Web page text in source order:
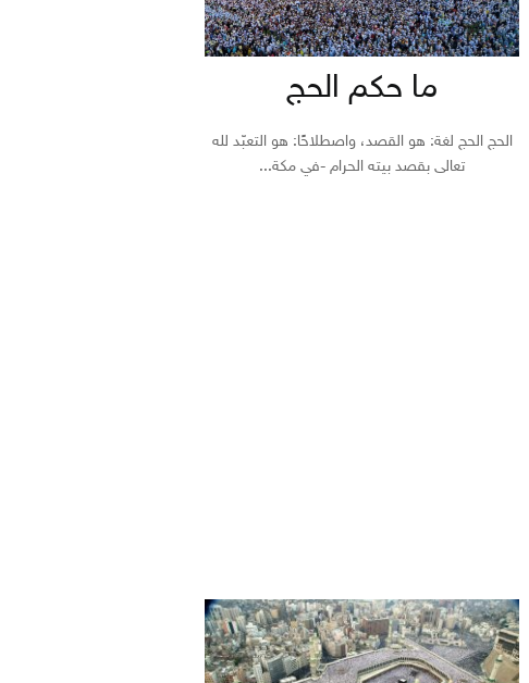
ما حكم الحج
الحج الحج لغة: هو القصد، واصطلاحًا: هو التعبّد لله
تعالى بقصد بيته الحرام -في مكة...